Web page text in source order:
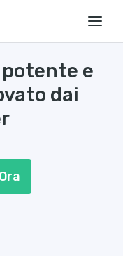
e
dai